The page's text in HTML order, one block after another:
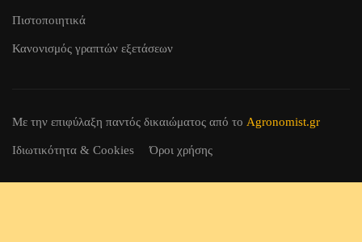
Πιστοποιητικά
Κανονισμός γραπτών εξετάσεων
Με την επιφύλαξη παντός δικαιώματος από το Agronomist.gr
Ιδιωτικότητα & Cookies Όροι χρήσης